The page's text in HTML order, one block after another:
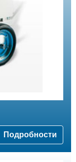
Подробности